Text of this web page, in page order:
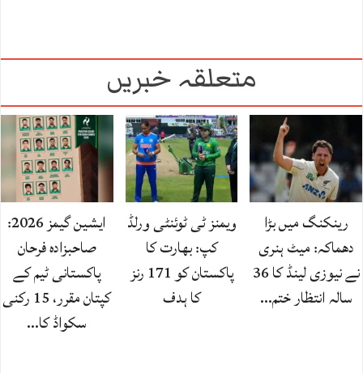
متعلقہ خبریں
رینکنگ میں بڑا
دھماکہ: میٹ ہنری
نے نیوزی لینڈ کا 36
سالہ انتظار ختم…
ویمنز ٹی ٹوئنٹی ورلڈ
کپ: بھارت کا
پاکستان کو 171 رنز
کا ہدف
ایشین گیمز 2026:
صاحبزادہ فرحان
پاکستانی ٹیم کے
کپتان مقرر، 15 رکنی
سکواڈ کا…